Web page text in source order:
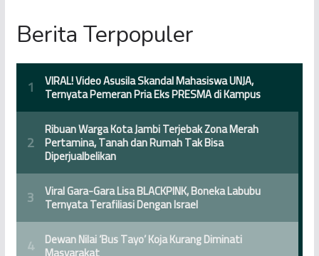
Berita Terpopuler